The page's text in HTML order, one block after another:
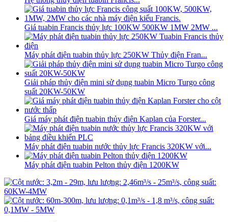
Giá tuabin Francis thủy lực 100KW 500KW 1MW 2MW ...
Máy phát điện tuabin thủy lực 250KW Thủy điện Fran...
Giải pháp thủy điện mini sử dụng tuabin Micro Turgo công
suất 20KW-50KW
Giá máy phát điện tuabin thủy điện Kaplan của Forster...
Máy phát điện tuabin nước thủy lực Francis 320KW với...
Máy phát điện tuabin Pelton thủy điện 1200KW